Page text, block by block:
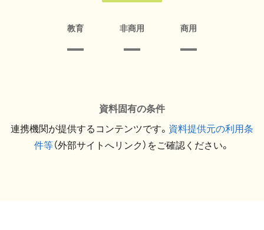
教育 非商用 商用
資料固有の条件
連携機関が提供するコンテンツです。 資料提供元の利用条
件等（外部サイトへリンク）をご確認ください。